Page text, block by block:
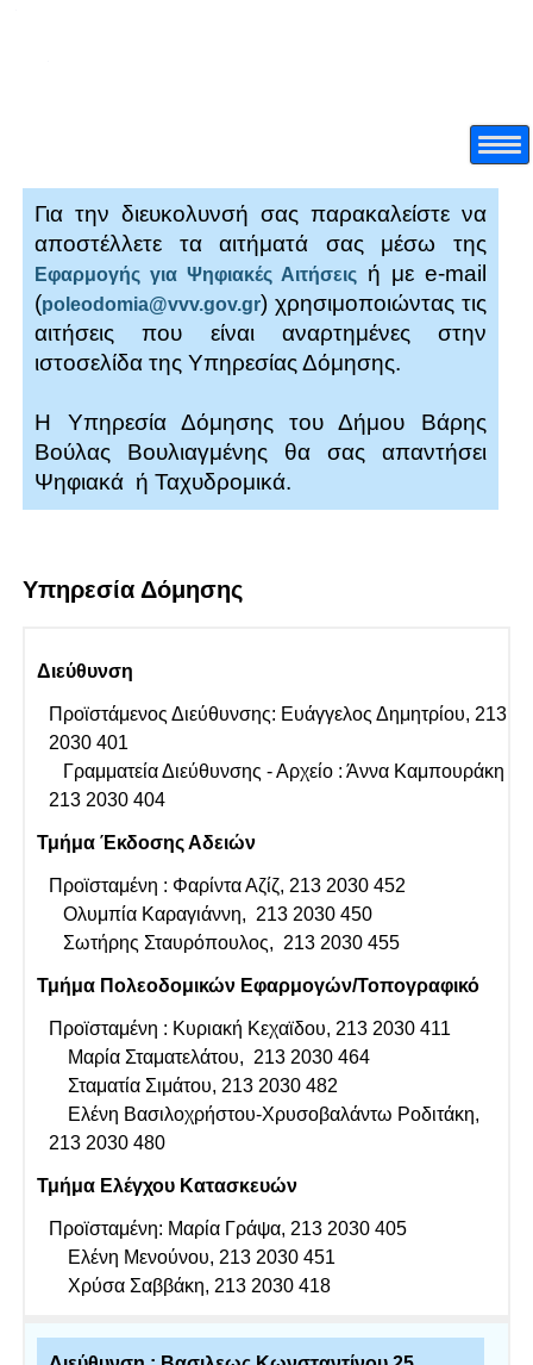
Για την διευκολυνσή σας παρακαλείστε να
αποστέλλετε τα αιτήματά σας μέσω της
Εφαρμογής για Ψηφιακές Αιτήσεις ή με e-mail
(poleodomia@vvv.gov.gr) χρησιμοποιώντας τις
αιτήσεις που είναι αναρτημένες στην
ιστοσελίδα της Υπηρεσίας Δόμησης.
Η Υπηρεσία Δόμησης του Δήμου Βάρης
Βούλας Βουλιαγμένης θα σας απαντήσει
Ψηφιακά ή Ταχυδρομικά.
Υπηρεσία Δόμησης
Διεύθυνση
Προϊστάμενος Διεύθυνσης: Ευάγγελος Δημητρίου, 213
2030 401
Γραμματεία Διεύθυνσης - Αρχείο : Άννα Καμπουράκη
213 2030 404
Τμήμα Έκδοσης Αδειών
Προϊσταμένη : Φαρίντα Αζίζ, 213 2030 452
Ολυμπία Καραγιάννη, 213 2030 450
Σωτήρης Σταυρόπουλος, 213 2030 455
Τμήμα Πολεοδομικών Εφαρμογών/Τοπογραφικό
Προϊσταμένη : Κυριακή Κεχαϊδου, 213 2030 411
Μαρία Σταματελάτου, 213 2030 464
Σταματία Σιμάτου, 213 2030 482
Ελένη Βασιλοχρήστου-Χρυσοβαλάντω Ροδιτάκη,
213 2030 480
Τμήμα Ελέγχου Κατασκευών
Προϊσταμένη: Μαρία Γράψα, 213 2030 405
Ελένη Μενούνου, 213 2030 451
Χρύσα Σαββάκη, 213 2030 418